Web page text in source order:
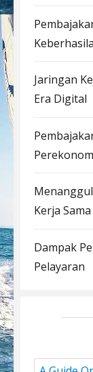
Jaringan
Era Digital
Kerja
Dampak
Pelayaran